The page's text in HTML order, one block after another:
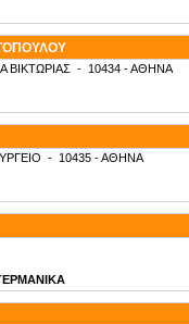
ΒΙΚΤΩΡΙΑΣ - 10434 - ΑΘΗΝΑ
- 10435 - ΑΘΗΝΑ